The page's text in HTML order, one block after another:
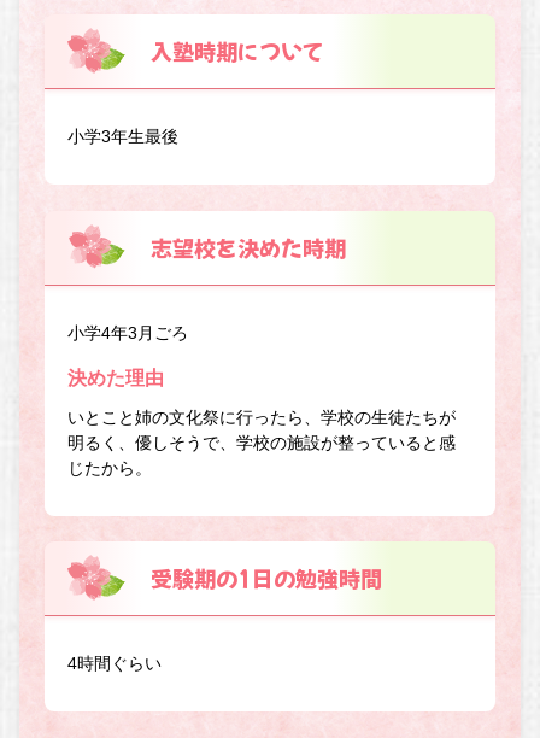
入塾時期について
小学3年生最後
志望校を決めた時期
小学4年3月ごろ
決めた理由
いとこと姉の文化祭に行ったら、学校の生徒たちが
明るく、優しそうで、学校の施設が整っていると感
じたから。
受験期の1日の勉強時間
4時間ぐらい